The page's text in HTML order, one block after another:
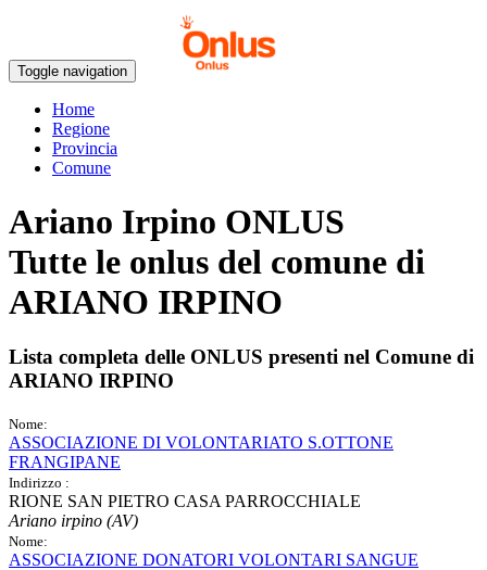
Toggle navigation
Home
Regione
Provincia
Comune
Ariano Irpino ONLUS
Tutte le onlus del comune di
ARIANO IRPINO
Lista completa delle ONLUS presenti nel Comune di
ARIANO IRPINO
Nome:
ASSOCIAZIONE DI VOLONTARIATO S.OTTONE
FRANGIPANE
Indirizzo :
RIONE SAN PIETRO CASA PARROCCHIALE
Ariano irpino (AV)
Nome:
ASSOCIAZIONE DONATORI VOLONTARI SANGUE